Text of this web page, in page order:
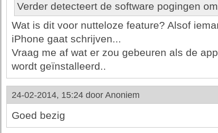
Verder detecteert de software pogingen
Wat is dit voor nutteloze feature? Alsof
iPhone gaat schrijven...
Vraag me af wat er zou gebeuren als de
wordt geïnstalleerd..
24-02-2014, 15:24 door Anoniem
Goed bezig